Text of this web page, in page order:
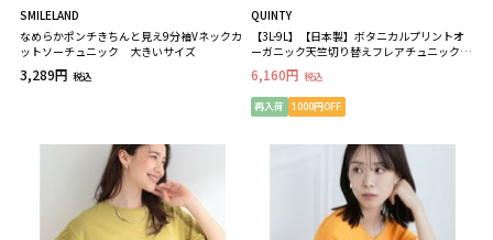
SMILELAND
なめらかポンチきちんと見え9分袖Vネックカ
ットソーチュニック 大きいサイズ
3,289円 税込
QUINTY
【3L-9L】【日本製】ボタニカルプリントオ
ーガニック天竺切り替えフレアチュニック大
きいサイズレディース
6,160円 税込
再入荷 1000円OFF